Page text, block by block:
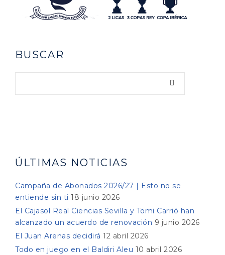
BUSCAR
ÚLTIMAS NOTICIAS
Campaña de Abonados 2026/27 | Esto no se
entiende sin ti 18 junio 2026
El Cajasol Real Ciencias Sevilla y Tomi Carrió han
alcanzado un acuerdo de renovación 9 junio 2026
El Juan Arenas decidirá 12 abril 2026
Todo en juego en el Baldiri Aleu 10 abril 2026